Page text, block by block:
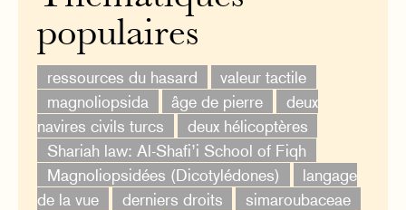
populaires
ressources du hasard
valeur tactile
magnoliopsida
âge de pierre
deux
navires civils turcs
deux hélicoptères
Shariah law: Al-Shafi’i School of Fiqh
Magnoliopsidées (Dicotylédones)
langage
de la vue
derniers droits
simaroubaceae